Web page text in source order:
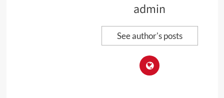
admin
See author's posts